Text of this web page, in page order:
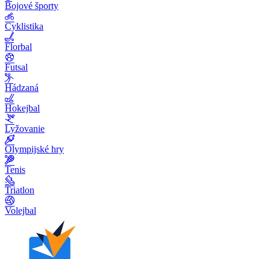
Bojové športy
Cyklistika
Florbal
Futsal
Hádzaná
Hokejbal
Lyžovanie
Olympijské hry
Tenis
Triatlon
Volejbal